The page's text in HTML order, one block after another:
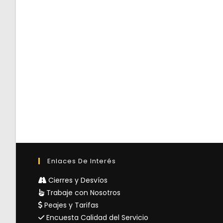
Enlaces De Interés
Cierres y Desvíos
Trabaje con Nosotros
Peajes y Tarifas
Encuesta Calidad del Servicio